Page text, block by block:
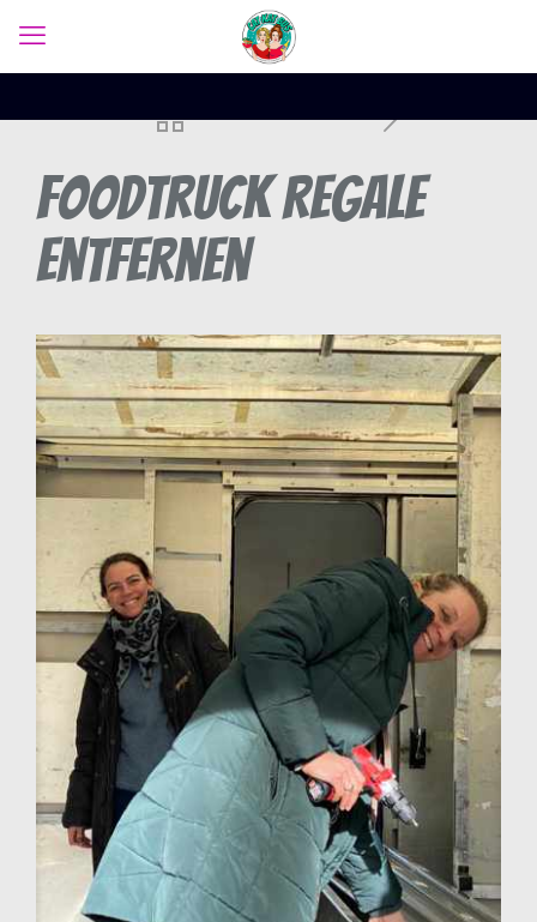
Foodtruck Regale
entfernen